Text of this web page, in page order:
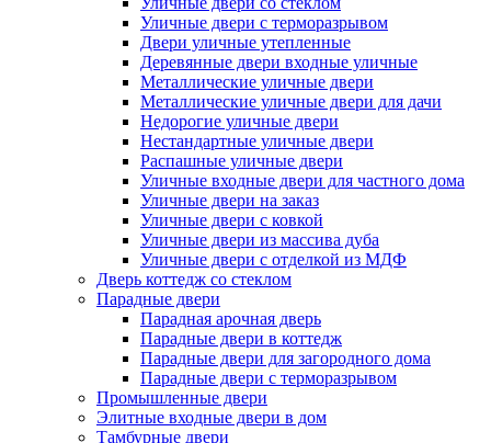
Уличные двери с терморазрывом
Двери уличные утепленные
Деревянные двери входные уличные
Металлические уличные двери
Металлические уличные двери для дачи
Недорогие уличные двери
Нестандартные уличные двери
Распашные уличные двери
Уличные входные двери для частного дома
Уличные двери на заказ
Уличные двери с ковкой
Уличные двери из массива дуба
Уличные двери с отделкой из МДФ
Дверь коттедж со стеклом
Парадные двери
Парадная арочная дверь
Парадные двери в коттедж
Парадные двери для загородного дома
Парадные двери с терморазрывом
Промышленные двери
Элитные входные двери в дом
Тамбурные двери